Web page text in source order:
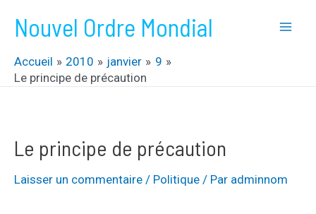
contenu
Nouvel Ordre Mondial
Accueil 2010 janvier
9
Le principe de précaution
Le principe de précaution
Laisser un commentaire / Politique / Par adminnom